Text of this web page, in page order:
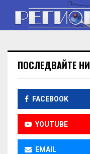
ПОСЛЕДВАЙТЕ НИ
FACEBOOK
YOUTUBE
EMAIL